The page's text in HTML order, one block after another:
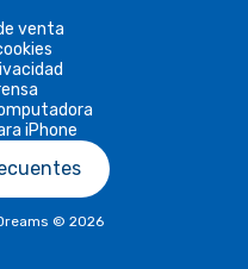
venta
iPhone
© 2026